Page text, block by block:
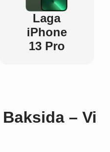
Laga
iPhone
13 Pro
– Vi